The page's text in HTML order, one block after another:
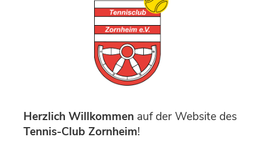
Herzlich Willkommen auf der Website des
Tennis-Club Zornheim!